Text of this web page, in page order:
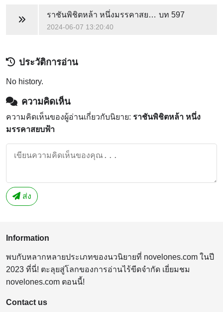
ราชันพิชิตหล้า หนึ่งมรรคาสยบฟ้า บท 597
2024-06-07 13:20:40
ประวัติการอ่าน
No history.
ความคิดเห็น
ความคิดเห็นของผู้อ่านเกี่ยวกับนิยาย: ราชันพิชิตหล้า หนึ่ง
มรรคาสยบฟ้า
ส่ง
Information
พบกับหลากหลายประเภทของนวนิยายที่ novelones.com ในปี
2023 ที่นี่! ตะลุยสู่โลกของการอ่านไร้ขีดจำกัด เยี่ยมชม
novelones.com ตอนนี้!
Contact us